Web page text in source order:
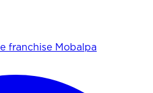
franchise Mobalpa